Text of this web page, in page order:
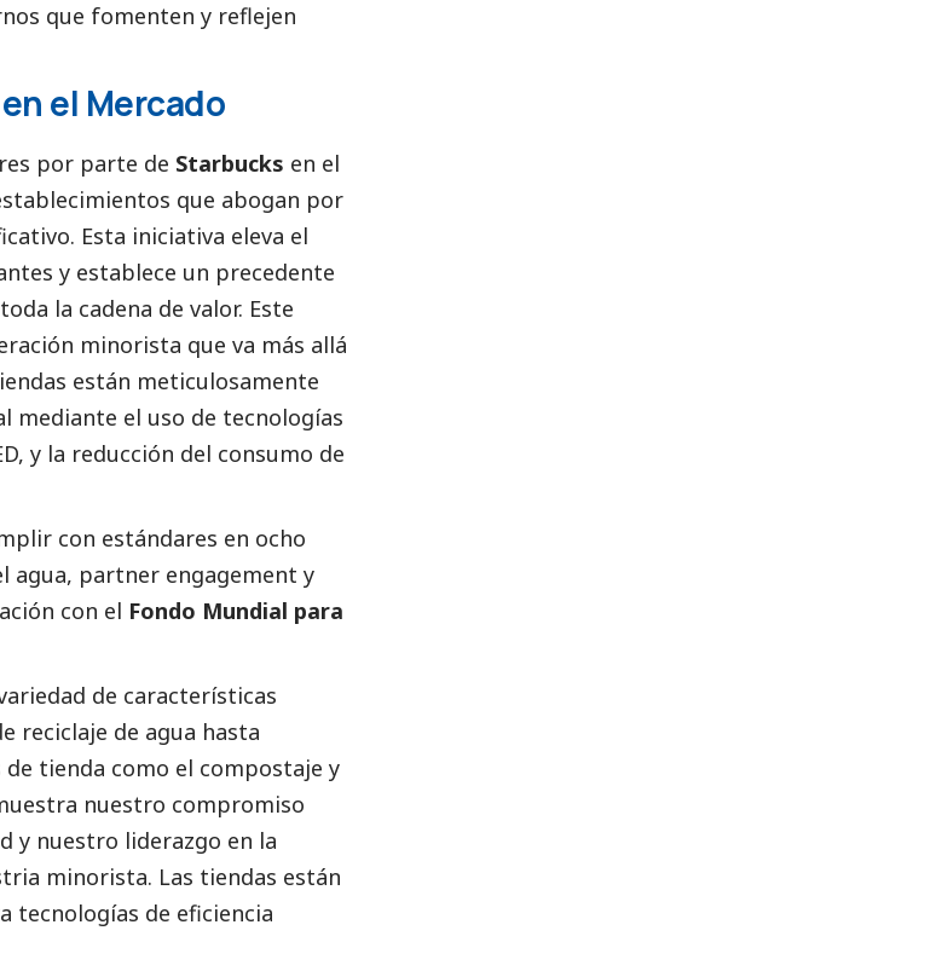
que fomenten y reflejen
el Mercado
por parte de Starbucks en el
que abogan por
Esta iniciativa eleva el
y establece un precedente
la cadena de valor. Este
minorista que va más allá
están meticulosamente
mediante el uso de tecnologías
y la reducción del consumo de
con estándares en ocho
partner engagement y
con el Fondo Mundial para
de características
reciclaje de agua hasta
tienda como el compostaje y
nuestro compromiso
y nuestro liderazgo en la
minorista. Las tiendas están
tecnologías de eficiencia